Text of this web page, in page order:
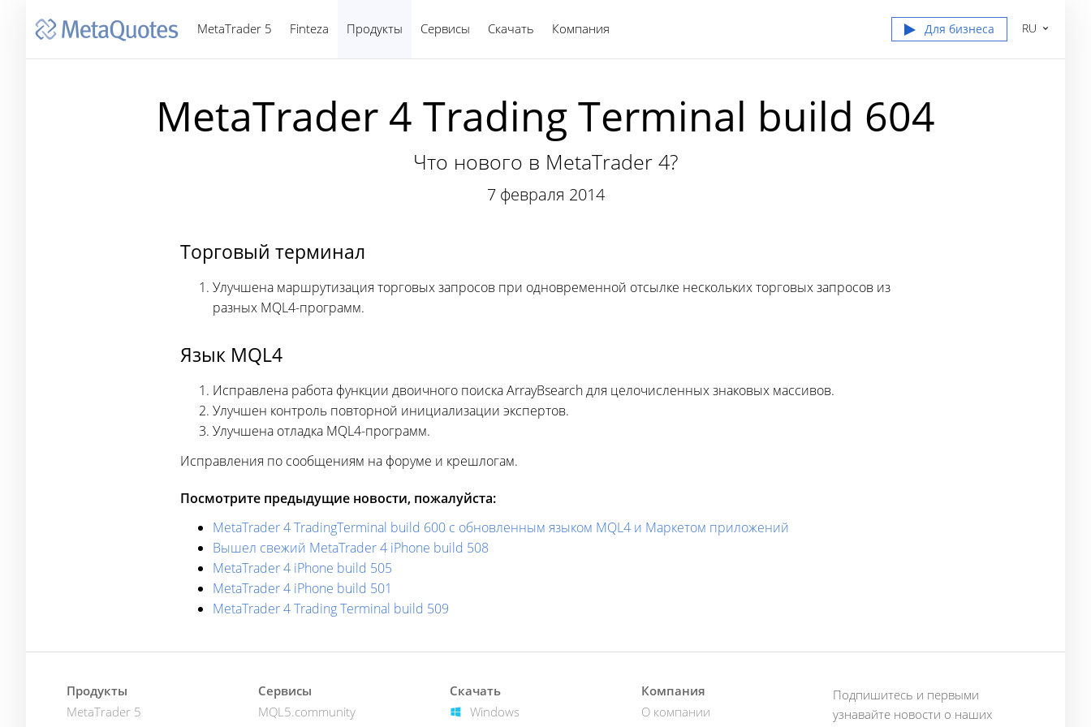
MetaTrader 5 Finteza Продукты Сервисы Скачать Компания Для бизнеса RU
MetaTrader 4 Trading Terminal build 604
Что нового в MetaTrader 4?
7 февраля 2014
Торговый терминал
Улучшена маршрутизация торговых запросов при одновременной отсылке нескольких торговых запросов из
разных MQL4-программ.
Язык MQL4
Исправлена работа функции двоичного поиска ArrayBsearch для целочисленных знаковых массивов.
Улучшен контроль повторной инициализации экспертов.
Улучшена отладка MQL4-программ.
Исправления по сообщениям на форуме и крешлогам.
Посмотрите предыдущие новости, пожалуйста:
MetaTrader 4 TradingTerminal build 600 с обновленным языком MQL4 и Маркетом приложений
Вышел свежий MetaTrader 4 iPhone build 508
MetaTrader 4 iPhone build 505
MetaTrader 4 iPhone build 501
MetaTrader 4 Trading Terminal build 509
Продукты
MetaTrader 5
Сервисы
MQL5.community
Скачать
Windows
Компания
О компании
Подпишитесь и первыми
узнавайте новости о наших